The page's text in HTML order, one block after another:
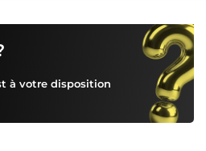
à votre disposition